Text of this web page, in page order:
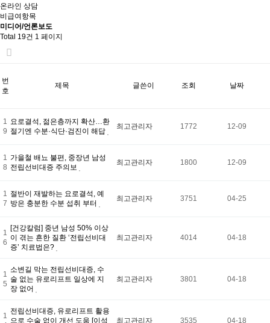
온라인 상담
비급여항목
미디어/언론보도
Total 19건 1 페이지
번
호
제목 글쓴이 조회 날짜
1
9
요로결석, 젊은층까지 확산…환
절기엔 수분·식단·검진이 해답
최고관리자 1772 12-09
1
8
가을철 배뇨 불편, 중장년 남성
전립선비대증 주의보
최고관리자 1800 12-09
1
7
절반이 재발하는 요로결석, 예
방은 충분한 수분 섭취 부터
최고관리자 3751 04-25
1
6
[건강칼럼] 중년 남성 50% 이상
이 겪는 흔한 질환 ‘전립선비대
증’ 치료법은?
최고관리자 4014 04-18
1
5
소변길 막는 전립선비대증, 수
술 없는 유로리프트 일상에 지
장 없어
최고관리자 3801 04-18
1
전립선비대증, 유로리프트 활용
으로 수술 없이 개선 도움 [이석
최고관리자 3535 04-18